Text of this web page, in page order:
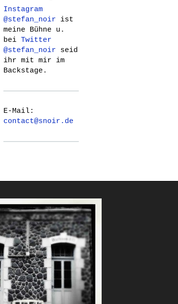
Instagram
@stefan_noir ist
meine Bühne u.
bei Twitter
@stefan_noir seid
ihr mit mir im
Backstage.
E-Mail:
contact@snoir.de